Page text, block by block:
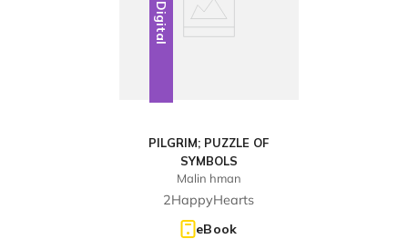
Digital
PILGRIM; PUZZLE OF
SYMBOLS
Malin hman
2HappyHearts
eBook